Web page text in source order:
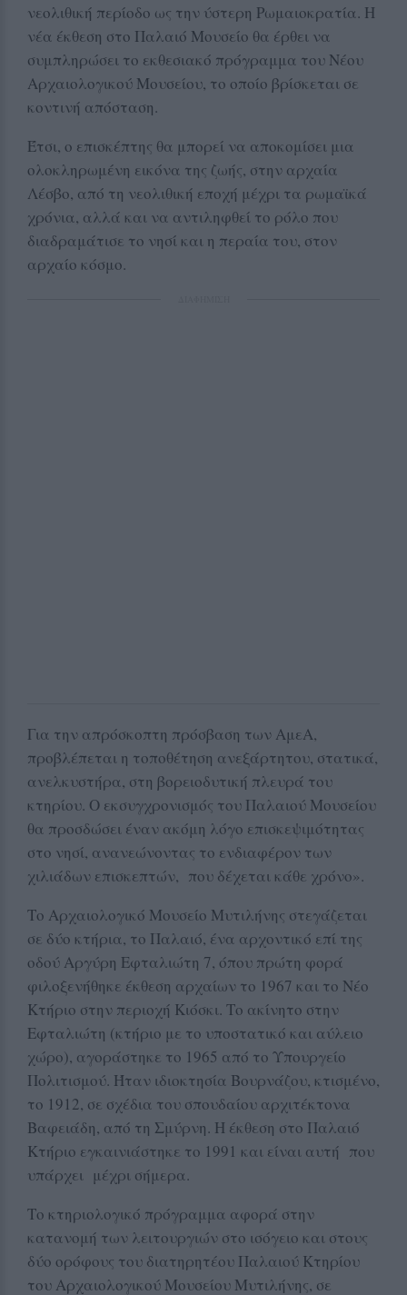
νεολιθική περίοδο ως την ύστερη Ρωμαιοκρατία. Η
νέα έκθεση στο Παλαιό Μουσείο θα έρθει να
συμπληρώσει το εκθεσιακό πρόγραμμα του Νέου
Αρχαιολογικού Μουσείου, το οποίο βρίσκεται σε
κοντινή απόσταση.
Έτσι, ο επισκέπτης θα μπορεί να αποκομίσει μια
ολοκληρωμένη εικόνα της ζωής, στην αρχαία
Λέσβο, από τη νεολιθική εποχή μέχρι τα ρωμαϊκά
χρόνια, αλλά και να αντιληφθεί το ρόλο που
διαδραμάτισε το νησί και η περαία του, στον
αρχαίο κόσμο.
Για την απρόσκοπτη πρόσβαση των ΑμεΑ,
προβλέπεται η τοποθέτηση ανεξάρτητου, στατικά,
ανελκυστήρα, στη βορειοδυτική πλευρά του
κτηρίου. Ο εκσυγχρονισμός του Παλαιού Μουσείου
θα προσδώσει έναν ακόμη λόγο επισκεψιμότητας
στο νησί, ανανεώνοντας το ενδιαφέρον των
χιλιάδων επισκεπτών, που δέχεται κάθε χρόνο».
Το Αρχαιολογικό Μουσείο Μυτιλήνης στεγάζεται
σε δύο κτήρια, το Παλαιό, ένα αρχοντικό επί της
οδού Αργύρη Εφταλιώτη 7, όπου πρώτη φορά
φιλοξενήθηκε έκθεση αρχαίων το 1967 και το Νέο
Κτήριο στην περιοχή Κιόσκι. Το ακίνητο στην
Εφταλιώτη (κτήριο με το υποστατικό και αύλειο
χώρο), αγοράστηκε το 1965 από το Υπουργείο
Πολιτισμού. Ήταν ιδιοκτησία Βουρνάζου, κτισμένο,
το 1912, σε σχέδια του σπουδαίου αρχιτέκτονα
Βαφειάδη, από τη Σμύρνη. Η έκθεση στο Παλαιό
Κτήριο εγκαινιάστηκε το 1991 και είναι αυτή που
υπάρχει μέχρι σήμερα.
Το κτηριολογικό πρόγραμμα αφορά στην
κατανομή των λειτουργιών στο ισόγειο και στους
δύο ορόφους του διατηρητέου Παλαιού Κτηρίου
του Αρχαιολογικού Μουσείου Μυτιλήνης, σε